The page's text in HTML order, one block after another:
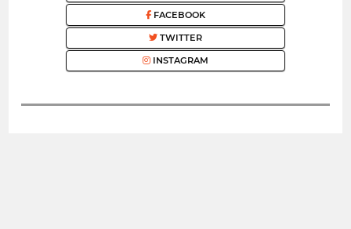
FACEBOOK
TWITTER
INSTAGRAM